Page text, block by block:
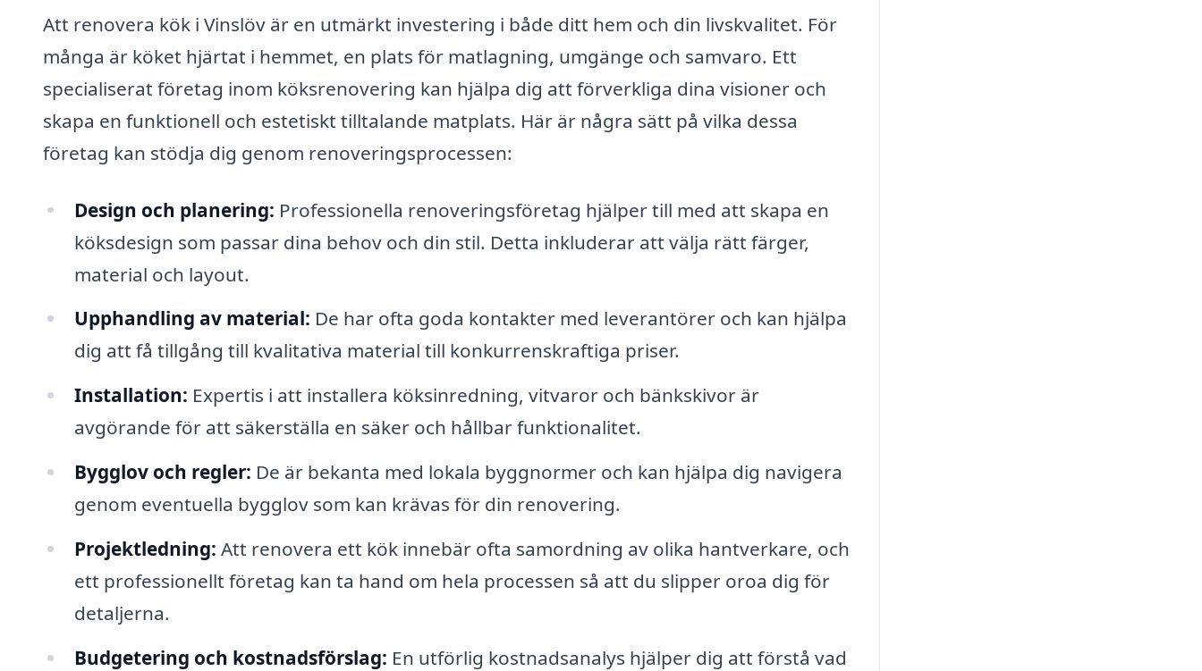
Att renovera kök i Vinslöv är en utmärkt investering i både ditt hem och din livskvalitet. För
många är köket hjärtat i hemmet, en plats för matlagning, umgänge och samvaro. Ett
specialiserat företag inom köksrenovering kan hjälpa dig att förverkliga dina visioner och
skapa en funktionell och estetiskt tilltalande matplats. Här är några sätt på vilka dessa
företag kan stödja dig genom renoveringsprocessen:
Design och planering: Professionella renoveringsföretag hjälper till med att skapa en
köksdesign som passar dina behov och din stil. Detta inkluderar att välja rätt färger,
material och layout.
Upphandling av material: De har ofta goda kontakter med leverantörer och kan hjälpa
dig att få tillgång till kvalitativa material till konkurrenskraftiga priser.
Installation: Expertis i att installera köksinredning, vitvaror och bänkskivor är
avgörande för att säkerställa en säker och hållbar funktionalitet.
Bygglov och regler: De är bekanta med lokala byggnormer och kan hjälpa dig navigera
genom eventuella bygglov som kan krävas för din renovering.
Projektledning: Att renovera ett kök innebär ofta samordning av olika hantverkare, och
ett professionellt företag kan ta hand om hela processen så att du slipper oroa dig för
detaljerna.
Budgetering och kostnadsförslag: En utförlig kostnadsanalys hjälper dig att förstå vad